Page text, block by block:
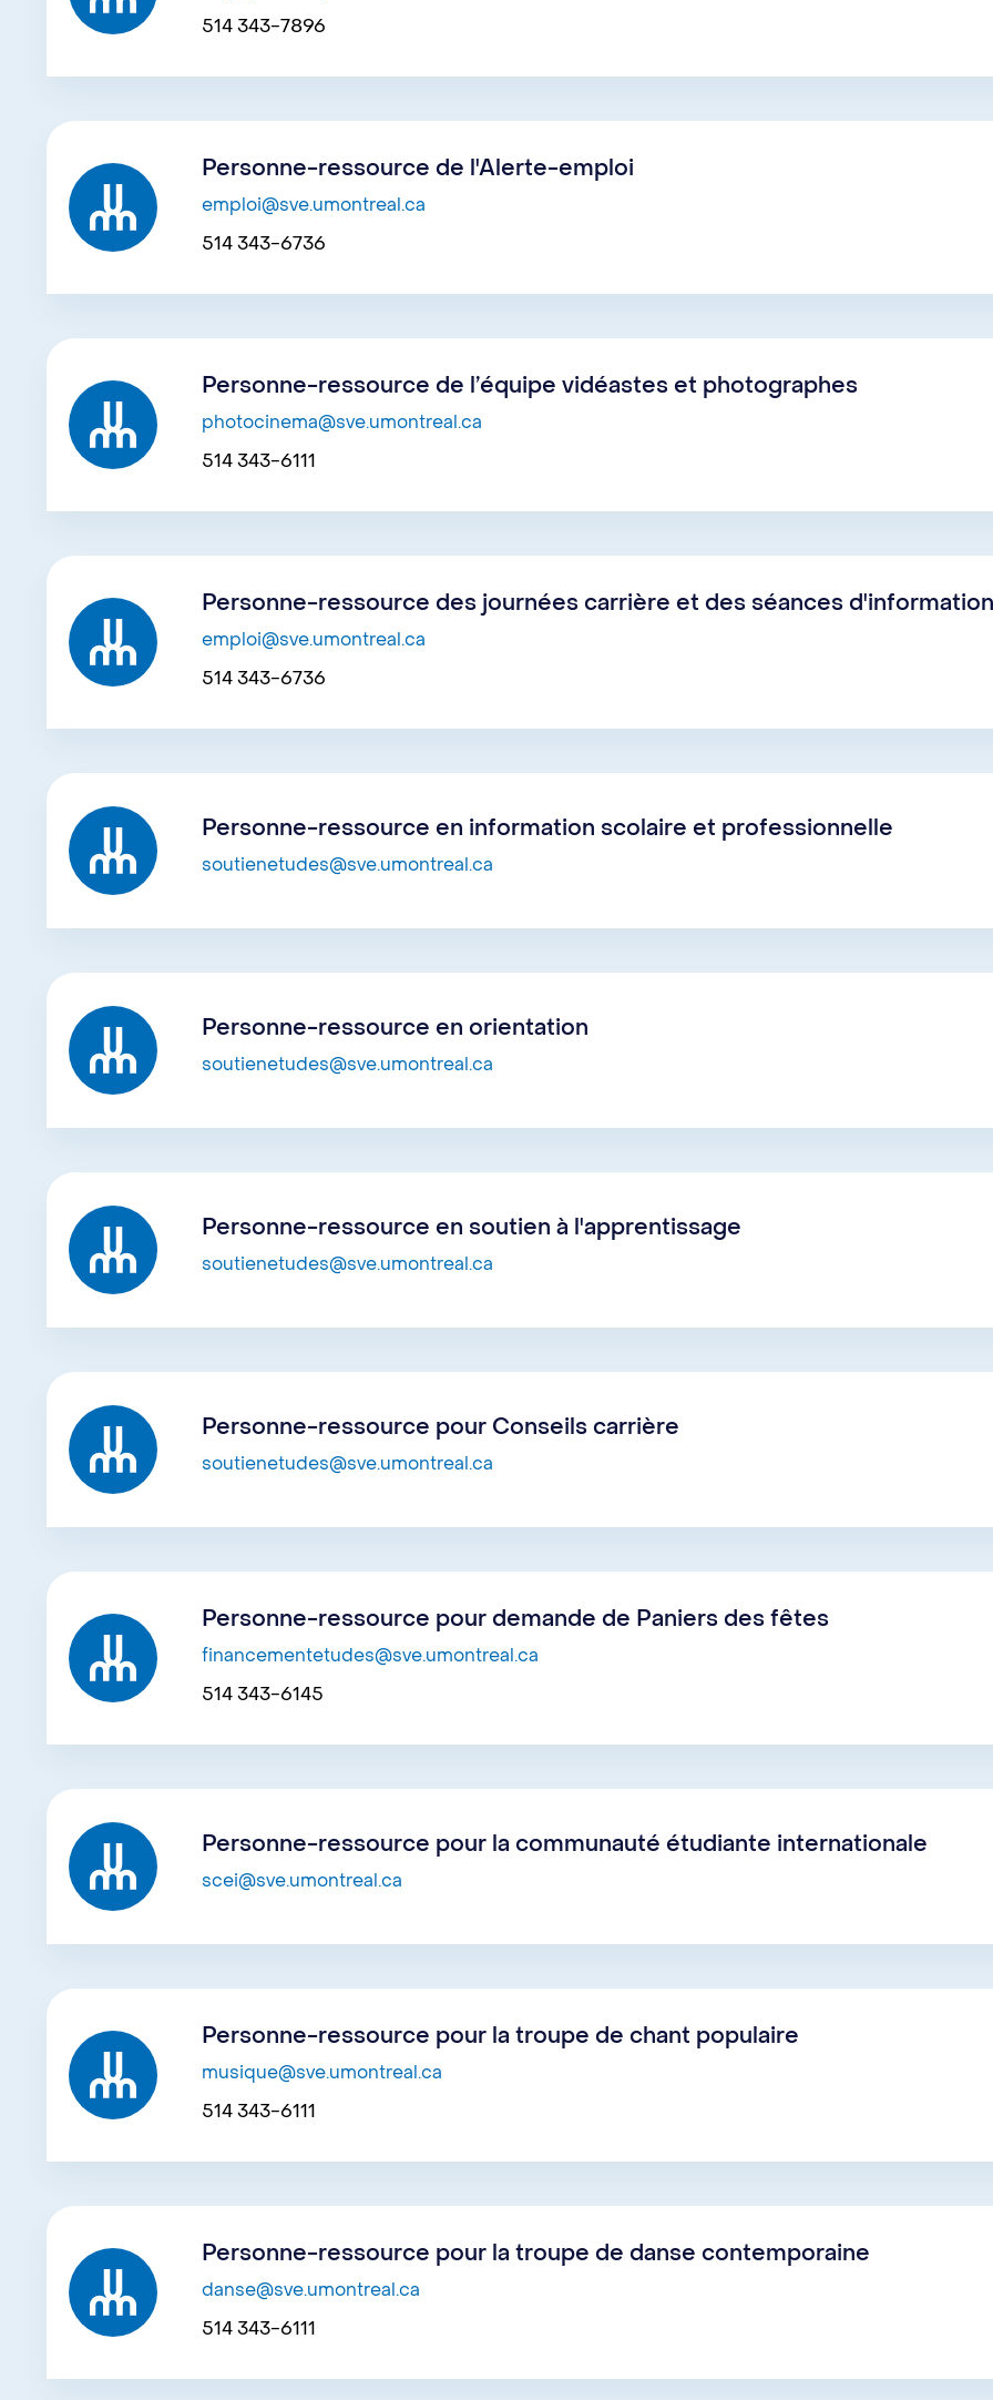
514 343-7896
Personne-ressource de l'Alerte-emploi
emploi@sve.umontreal.ca
514 343-6736
Personne-ressource de l’équipe vidéastes et photographes
photocinema@sve.umontreal.ca
514 343-6111
Personne-ressource des journées carrière et des séances d'information
emploi@sve.umontreal.ca
514 343-6736
Personne-ressource en information scolaire et professionnelle
soutienetudes@sve.umontreal.ca
Personne-ressource en orientation
soutienetudes@sve.umontreal.ca
Personne-ressource en soutien à l'apprentissage
soutienetudes@sve.umontreal.ca
Personne-ressource pour Conseils carrière
soutienetudes@sve.umontreal.ca
Personne-ressource pour demande de Paniers des fêtes
financementetudes@sve.umontreal.ca
514 343-6145
Personne-ressource pour la communauté étudiante internationale
scei@sve.umontreal.ca
Personne-ressource pour la troupe de chant populaire
musique@sve.umontreal.ca
514 343-6111
Personne-ressource pour la troupe de danse contemporaine
danse@sve.umontreal.ca
514 343-6111